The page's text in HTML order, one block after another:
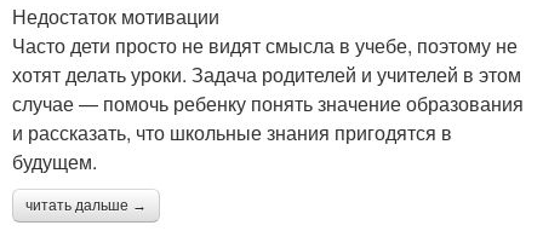
Недостаток мотивации
Часто дети просто не видят смысла в учебе, поэтому не
хотят делать уроки. Задача родителей и учителей в этом
случае — помочь ребенку понять значение образования
и рассказать, что школьные знания пригодятся в
будущем.
читать дальше →